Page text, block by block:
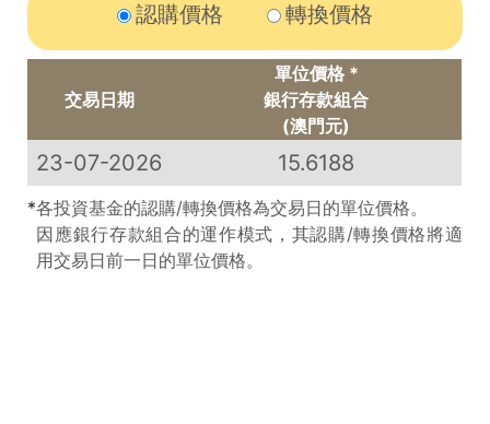
認購價格 轉換價格
交易日期
單位價格 *
銀行存款組合
(澳門元)
23-07-2026 15.6188
*各投資基金的認購/轉換價格為交易日的單位價格。
因應銀行存款組合的運作模式，其認購/轉換價格將適
用交易日前一日的單位價格。